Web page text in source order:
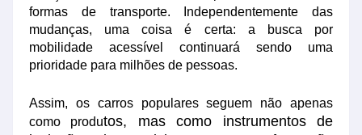
formas de transporte. Independentemente das
mudanças, uma coisa é certa: a busca por
mobilidade acessível continuará sendo uma
prioridade para milhões de pessoas.
Assim, os carros populares seguem não apenas
como produtos, mas como instrumentos de